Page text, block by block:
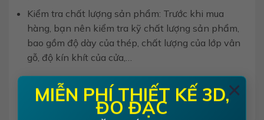
MIỄN PHÍ THIẾT KẾ 3D,
ĐO ĐẠC
×
Kiểm tra chất lượng sản phẩm: Trước khi mua
hàng, bạn nên kiểm tra kỹ chất lượng sản phẩm,
bao gồm độ dày của thép, chất lượng của lớp vân
gỗ, độ kín khít của cửa,…